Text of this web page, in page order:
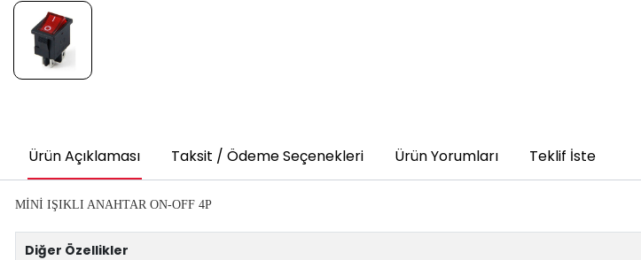
Ürün Açıklaması Taksit / Ödeme Seçenekleri Ürün Yorumları Teklif İste
MİNİ IŞIKLI ANAHTAR ON-OFF 4P
Diğer Özellikler